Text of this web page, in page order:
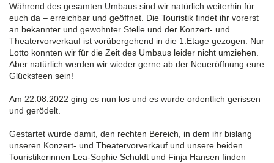
mehr
aus
einer
Hand!
Während des gesamten Umbaus sind wir natürlich weiterhin für
euch da – erreichbar und geöffnet. Die Touristik findet ihr vorerst
an bekannter und gewohnter Stelle und der Konzert- und
Theatervorverkauf ist vorübergehend in die 1.Etage gezogen. Nur
Lotto konnten wir für die Zeit des Umbaus leider nicht umziehen.
Aber natürlich werden wir wieder gerne ab der Neueröffnung eure
Glücksfeen sein!
Am 22.08.2022 ging es nun los und es wurde ordentlich gerissen
und gerödelt.
Gestartet wurde damit, den rechten Bereich, in dem ihr bislang
unseren Konzert- und Theatervorverkauf und unsere beiden
Touristikerinnen Lea-Sophie Schuldt und Finja Hansen finden